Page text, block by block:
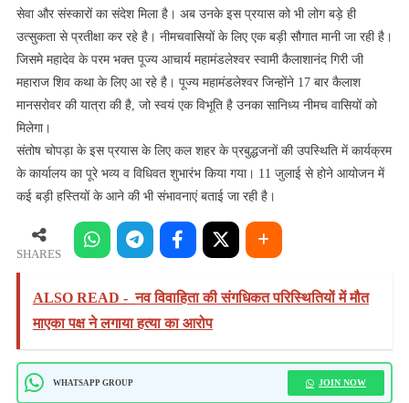
सेवा और संस्कारों का संदेश मिला है। अब उनके इस प्रयास को भी लोग बड़े ही
उत्सुकता से प्रतीक्षा कर रहे है। नीमचवासियों के लिए एक बड़ी सौगात मानी जा रही है।
जिसमे महादेव के परम भक्त पूज्य आचार्य महामंडलेश्वर स्वामी कैलाशानंद गिरी जी
महाराज शिव कथा के लिए आ रहे है। पूज्य महामंडलेश्वर जिन्होंने 17 बार कैलाश
मानसरोवर की यात्रा की है, जो स्वयं एक विभूति है उनका सानिध्य नीमच वासियों को
मिलेगा।
संतोष चोपड़ा के इस प्रयास के लिए कल शहर के प्रबुद्धजनों की उपस्थिति में कार्यक्रम
के कार्यालय का पूरे भव्य व विधिवत शुभारंभ किया गया। 11 जुलाई से होने आयोजन में
कई बड़ी हस्तियों के आने की भी संभावनाएं बताई जा रही है।
SHARES
ALSO READ - नव विवाहिता की संगधिकत परिस्थितियों में मौत
माएका पक्ष ने लगाया हत्या का आरोप
WHATSAPP GROUP JOIN NOW